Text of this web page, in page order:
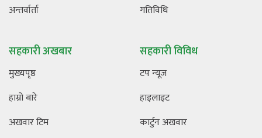
अन्तर्वार्ता
गतिविधि
सहकारी अखबार
मुख्यपृष्ठ
हाम्रो बारे
अखवार टिम
सहकारी विविध
टप न्यूज
हाइलाइट
कार्टुन अखवार